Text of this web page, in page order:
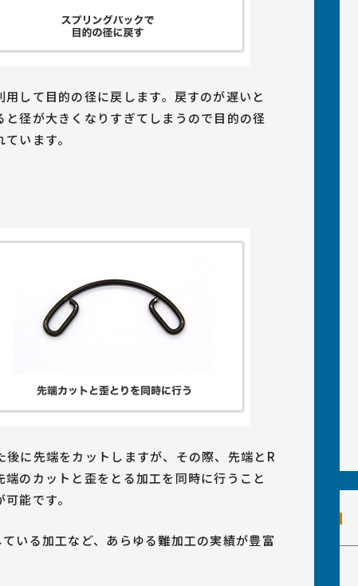
して目的の径に戻します。戻すのが遅いと
径が大きくなりすぎてしまうので目的の径
います。
に先端をカットしますが、その際、先端とR
のカットと歪をとる加工を同時に行うこと
能です。
いる加工など、あらゆる難加工の実績が豊富